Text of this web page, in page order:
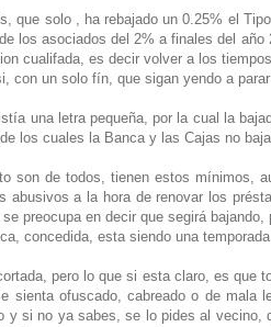
que solo , ha rebajado un 0.25% el
los asociados del 2% a finales del
cualifada, es decir volver a los
con un solo fín, que sigan yendo a
una letra pequeña, por la cual la
los cuales la Banca y las Cajas no
son de todos, tienen estos mínimos,
abusivos a la hora de renovar los
preocupa en decir que segirá
concedida, esta siendo una
pero lo que si esta claro, es
sienta ofuscado, cabreado o de
y si no ya sabes, se lo pides al